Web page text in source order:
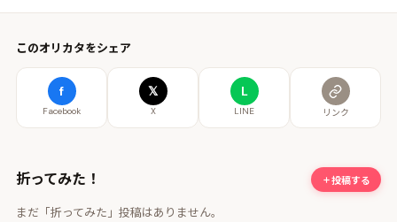
このオリカタをシェア
f
Facebook
𝕏
X
L
LINE リンク
折ってみた！ 投稿する
まだ「折ってみた」投稿はありません。